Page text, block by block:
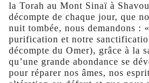
la Torah au Mont Sinaï à
décompte de chaque jour, que
nuit tombée, nous demandons :
purification et notre
décompte du Omer), grâce à la
qu’une grande abondance se
pour réparer nos âmes, nos